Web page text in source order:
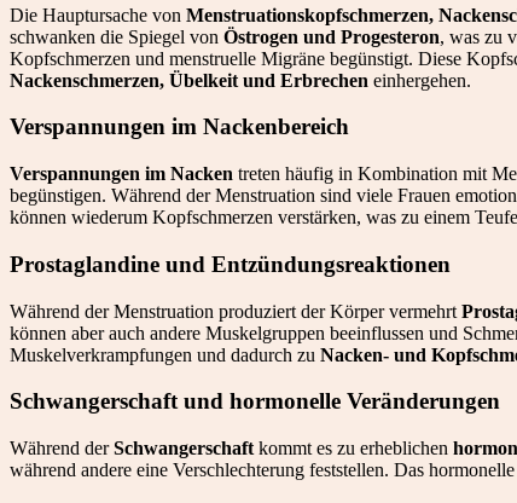
Die Hauptursache von Menstruationskopfschmerzen,
schwanken die Spiegel von Östrogen und Progesteron, was zu
Kopfschmerzen und menstruelle Migräne begünstigt. Diese
Nackenschmerzen, Übelkeit und Erbrechen einhergehen.
Verspannungen im Nackenbereich
Verspannungen im Nacken treten häufig in Kombination mit
begünstigen. Während der Menstruation sind viele Frauen
können wiederum Kopfschmerzen verstärken, was zu einem
Prostaglandine und Entzündungsreaktionen
Während der Menstruation produziert der Körper vermehrt
können aber auch andere Muskelgruppen beeinflussen und
Muskelverkrampfungen und dadurch zu Nacken- und
Schwangerschaft und hormonelle Veränderungen
Während derSchwangerschaft kommt es zu erheblichen
während andere eine Verschlechterung feststellen. Das